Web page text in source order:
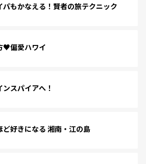
パもかなえる！賢者の旅テクニック
♥偏愛ハワイ
スパイアへ！
ど好きになる 湘南・江の島